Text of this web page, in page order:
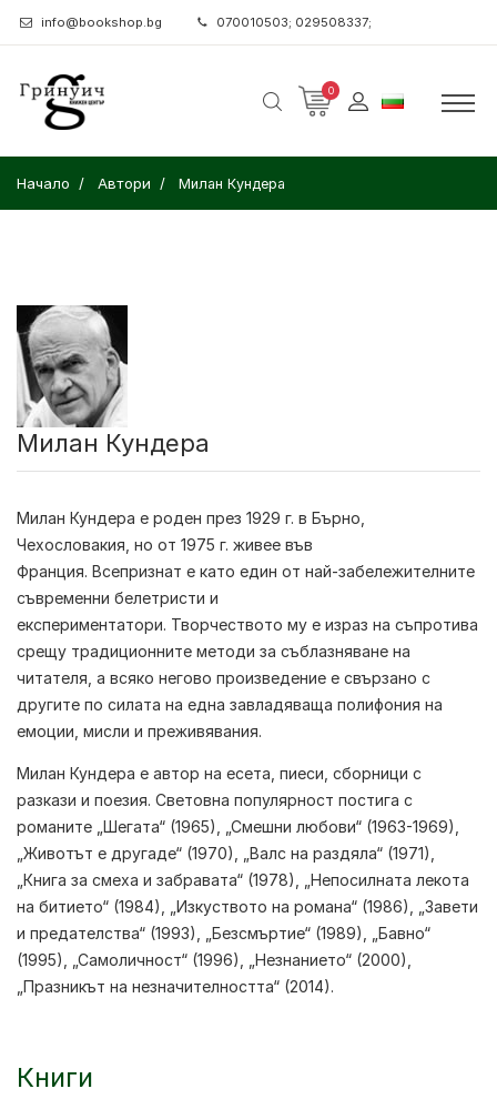
info@bookshop.bg 070010503; 029508337;
0
Начало Автори Милан Кундера
Милан Кундера
Милан Кундера е роден през 1929 г. в Бърно,
Чехословакия, но от 1975 г. живее във
Франция. Всепризнат е като един от най-забележителните
съвременни белетристи и
експериментатори. Творчеството му е израз на съпротива
срещу традиционните методи за съблазняване на
читателя, а всяко негово произведение е свързано с
другите по силата на една завладяваща полифония на
емоции, мисли и преживявания.
Милан Кундера е автор на есета, пиеси, сборници с
разкази и поезия. Световна популярност постига с
романите „Шегата“ (1965), „Смешни любови“ (1963-1969),
„Животът е другаде“ (1970), „Валс на раздяла“ (1971),
„Книга за смеха и забравата“ (1978), „Непосилната лекота
на битието“ (1984), „Изкуството на романа“ (1986), „Завети
и предателства“ (1993), „Безсмъртие“ (1989), „Бавно“
(1995), „Самоличност“ (1996), „Незнанието“ (2000),
„Празникът на незначителността“ (2014).
Книги